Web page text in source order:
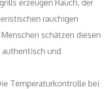
erzeugen Rauch, der
rauchigen
schätzen diesen
authentisch und
Temperaturkontrolle bei